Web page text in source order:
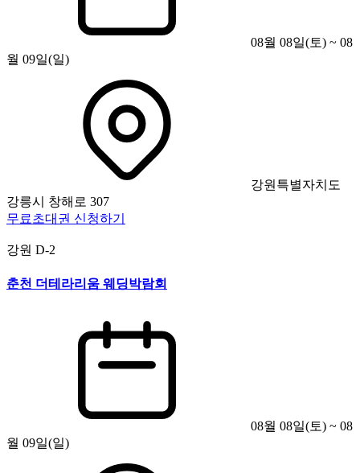
08월 08일(토) ~ 08
월 09일(일)
강원특별자치도
강릉시 창해로 307
무료초대권 신청하기
강원 D-2
춘천 더테라리움 웨딩박람회
08월 08일(토) ~ 08
월 09일(일)